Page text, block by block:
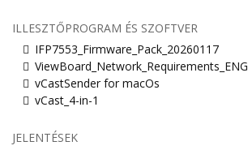
ILLESZTŐPROGRAM ÉS SZOFTVER
IFP7553_Firmware_Pack_20260117
ViewBoard_Network_Requirements_ENG
vCastSender for macOs
vCast_4-in-1
JELENTÉSEK